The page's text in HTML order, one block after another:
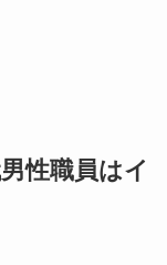
性職員はイ